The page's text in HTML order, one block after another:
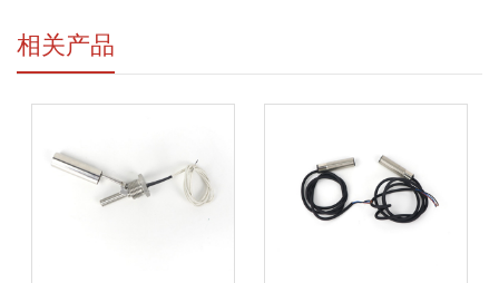
相关产品